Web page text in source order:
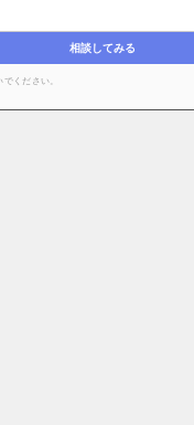
相談してみる
ください。